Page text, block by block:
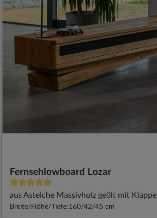
Fernsehlowboard Lozar
aus Asteiche Massivholz geölt mit Klappe
Breite/Höhe/Tiefe:160/42/45 cm